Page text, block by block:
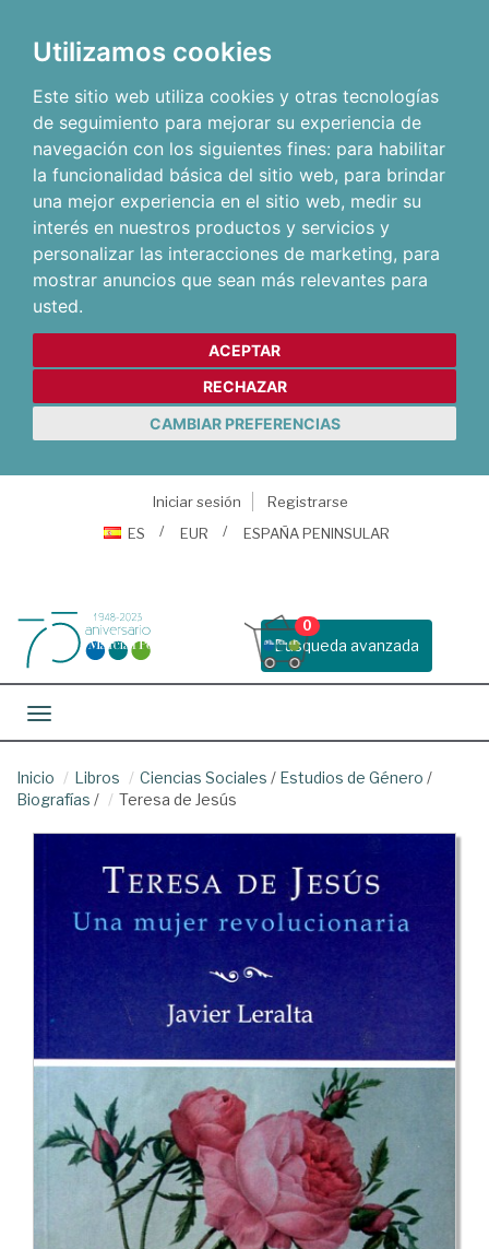
Utilizamos cookies
Este sitio web utiliza cookies y otras tecnologías
de seguimiento para mejorar su experiencia de
navegación con los siguientes fines: para habilitar
la funcionalidad básica del sitio web, para brindar
una mejor experiencia en el sitio web, medir su
interés en nuestros productos y servicios y
personalizar las interacciones de marketing, para
mostrar anuncios que sean más relevantes para
usted.
ACEPTAR
RECHAZAR
CAMBIAR PREFERENCIAS
Iniciar sesión
Registrarse
ES
EUR ESPAÑA PENINSULAR
Busqueda avanzada
0
Toggle navigation
Inicio Libros Ciencias Sociales / Estudios de Género /
Biografías / Teresa de Jesús